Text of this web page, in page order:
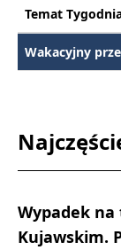
Temat
Wakacyjny
Wypadek
Kujawskim.